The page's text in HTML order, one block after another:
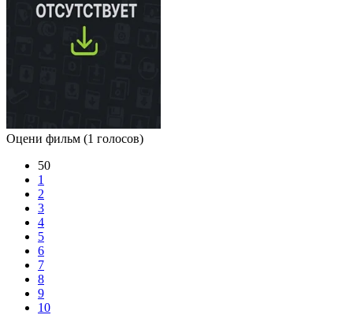
Оцени фильм (1 голосов)
50
1
2
3
4
5
6
7
8
9
10